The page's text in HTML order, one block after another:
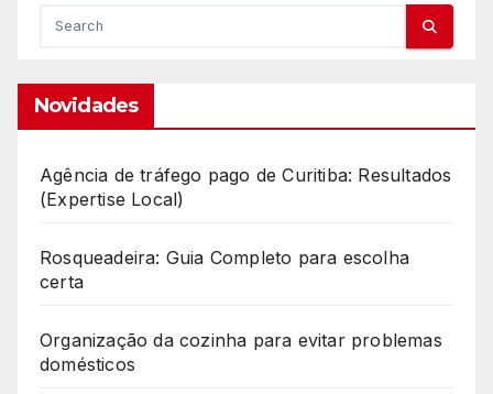
Novidades
Agência de tráfego pago de Curitiba: Resultados
(Expertise Local)
Rosqueadeira: Guia Completo para escolha
certa
Organização da cozinha para evitar problemas
domésticos